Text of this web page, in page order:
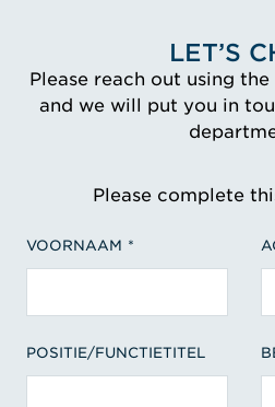
LET’S
Please reach out using
and we will put you in
Please complete
VOORNAAM
POSITIE/FUNCTIETITEL